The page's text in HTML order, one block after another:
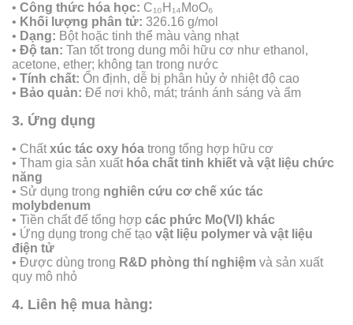
• Công thức hóa học: C₁₀H₁₄MoO₆
• Khối lượng phân tử: 326.16 g/mol
• Dạng: Bột hoặc tinh thể màu vàng nhạt
• Độ tan: Tan tốt trong dung môi hữu cơ như ethanol,
acetone, ether; không tan trong nước
• Tính chất: Ổn định, dễ bị phân hủy ở nhiệt độ cao
• Bảo quản: Để nơi khô, mát; tránh ánh sáng và ẩm
3. Ứng dụng
• Chất xúc tác oxy hóa trong tổng hợp hữu cơ
• Tham gia sản xuất hóa chất tinh khiết và vật liệu chức
năng
• Sử dụng trong nghiên cứu cơ chế xúc tác
molybdenum
• Tiền chất để tổng hợp các phức Mo(VI) khác
• Ứng dụng trong chế tạo vật liệu polymer và vật liệu
điện tử
• Được dùng trong R&D phòng thí nghiệm và sản xuất
quy mô nhỏ
4. Liên hệ mua hàng: